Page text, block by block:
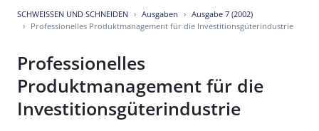
SCHWEISSEN UND SCHNEIDEN Ausgaben
Ausgabe 7 (2002)
Professionelles Produktmanagement für die Investitionsgüterindustrie
Professionelles
Produktmanagement für die
Investitionsgüterindustrie